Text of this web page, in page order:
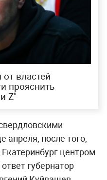
властей
прояснить
Z"
апреля, после того,
центром
губернатор